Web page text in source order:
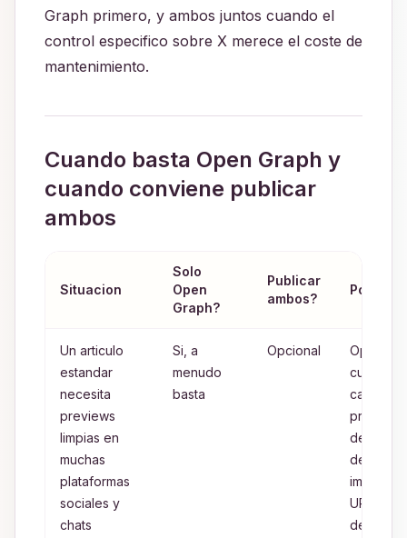
Graph primero, y ambos juntos cuando el
control especifico sobre X merece el coste de
mantenimiento.
Cuando basta Open Graph y
cuando conviene publicar
ambos
Situacion
Solo
Open
Graph?
Publicar
ambos?
Por que
Un articulo
estandar
necesita
previews
limpias en
muchas
plataformas
sociales y
chats
Si, a
menudo
basta
Opcional
Open
cubre los
campos
de titulo,
imagen y
URL
de forma